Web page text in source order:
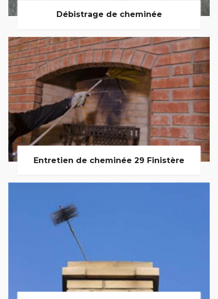
Débistrage de cheminée
Entretien de cheminée 29 Finistère